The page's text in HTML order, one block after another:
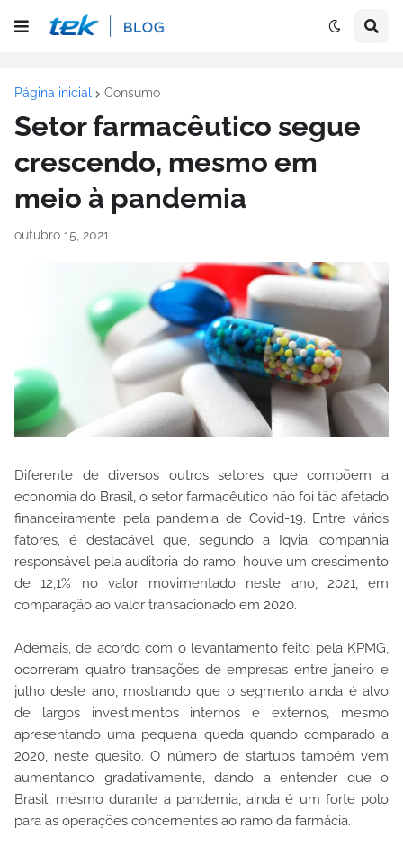
Página inicial Consumo
Setor farmacêutico segue
crescendo, mesmo em
meio à pandemia
outubro 15, 2021
Diferente de diversos outros setores que compõem a
economia do Brasil, o setor farmacêutico não foi tão afetado
financeiramente pela pandemia de Covid-19. Entre vários
fatores, é destacável que, segundo a Iqvia, companhia
responsável pela auditoria do ramo, houve um crescimento
de 12,1% no valor movimentado neste ano, 2021, em
comparação ao valor transacionado em 2020.
Ademais, de acordo com o levantamento feito pela KPMG,
ocorreram quatro transações de empresas entre janeiro e
julho deste ano, mostrando que o segmento ainda é alvo
de largos investimentos internos e externos, mesmo
apresentando uma pequena queda quando comparado a
2020, neste quesito. O número de startups também vem
aumentando gradativamente, dando a entender que o
Brasil, mesmo durante a pandemia, ainda é um forte polo
para as operações concernentes ao ramo da farmácia.